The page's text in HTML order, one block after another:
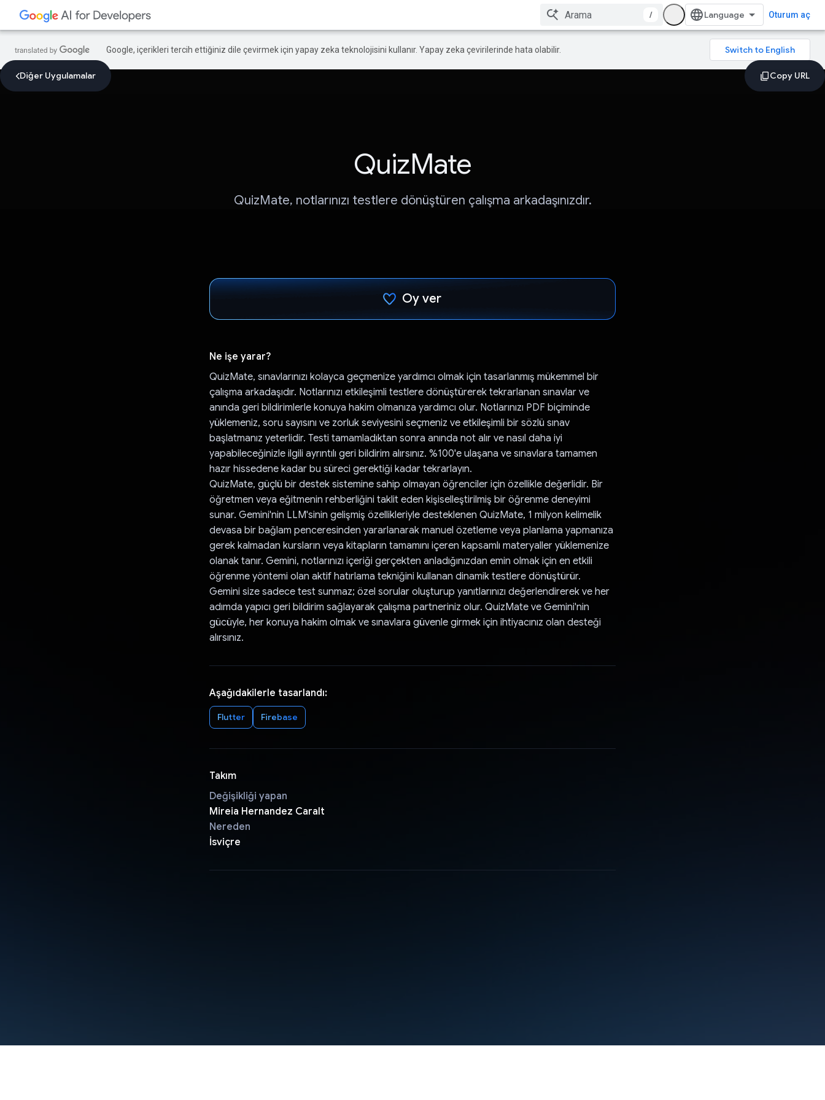
/ Oturum aç
Google, içerikleri tercih ettiğiniz dile çevirmek için yapay zeka teknolojisini kullanır. Yapay zeka çevirilerinde hata olabilir.
Diğer Uygulamalar
QuizMate
QuizMate, notlarınızı testlere dönüştüren çalışma arkadaşınızdır.
Oy ver
Ne işe yarar?
QuizMate, sınavlarınızı kolayca geçmenize yardımcı olmak için tasarlanmış mükemmel bir
çalışma arkadaşıdır. Notlarınızı etkileşimli testlere dönüştürerek tekrarlanan sınavlar ve
anında geri bildirimlerle konuya hakim olmanıza yardımcı olur. Notlarınızı PDF biçiminde
yüklemeniz, soru sayısını ve zorluk seviyesini seçmeniz ve etkileşimli bir sözlü sınav
başlatmanız yeterlidir. Testi tamamladıktan sonra anında not alır ve nasıl daha iyi
yapabileceğinizle ilgili ayrıntılı geri bildirim alırsınız. %100'e ulaşana ve sınavlara tamamen
hazır hissedene kadar bu süreci gerektiği kadar tekrarlayın.
QuizMate, güçlü bir destek sistemine sahip olmayan öğrenciler için özellikle değerlidir. Bir
öğretmen veya eğitmenin rehberliğini taklit eden kişiselleştirilmiş bir öğrenme deneyimi
sunar. Gemini'nin LLM'sinin gelişmiş özellikleriyle desteklenen QuizMate, 1 milyon kelimelik
devasa bir bağlam penceresinden yararlanarak manuel özetleme veya planlama yapmanıza
gerek kalmadan kursların veya kitapların tamamını içeren kapsamlı materyaller yüklemenize
olanak tanır. Gemini, notlarınızı içeriği gerçekten anladığınızdan emin olmak için en etkili
öğrenme yöntemi olan aktif hatırlama tekniğini kullanan dinamik testlere dönüştürür.
Gemini size sadece test sunmaz; özel sorular oluşturup yanıtlarınızı değerlendirerek ve her
adımda yapıcı geri bildirim sağlayarak çalışma partneriniz olur. QuizMate ve Gemini'nin
gücüyle, her konuya hakim olmak ve sınavlara güvenle girmek için ihtiyacınız olan desteği
alırsınız.
Aşağıdakilerle tasarlandı:
Flutter Firebase
Takım
Değişikliği yapan
Mireia Hernandez Caralt
Nereden
İsviçre